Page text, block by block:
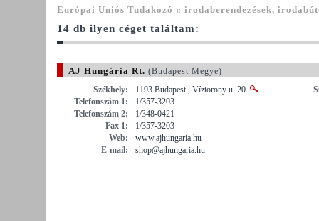
Európai Uniós Tudakozó « irodaberendezések,
14 db ilyen céget találtam:
AJ Hungária Rt. (Budapest Megye)
Székhely:
1193 Budapest , Víztorony u. 20.
Telefonszám 1:
1/357-3203
Telefonszám 2:
1/348-0421
Fax 1:
1/357-3203
Web:
www.ajhungaria.hu
E-mail:
shop@ajhungaria.hu